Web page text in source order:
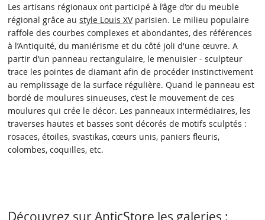
Les artisans régionaux ont participé à l’âge d’or du meuble
régional grâce austyle Louis XVparisien. Le milieu populaire
raffole des courbes complexes et abondantes, des références
à l’Antiquité, du maniérisme et du côté joli d'une œuvre. A
partir d’un panneau rectangulaire, le menuisier - sculpteur
trace les pointes de diamant afin de procéder instinctivement
au remplissage de la surface régulière. Quand le panneau est
bordé de moulures sinueuses, c’est le mouvement de ces
moulures qui crée le décor. Les panneaux intermédiaires, les
traverses hautes et basses sont décorés de motifs sculptés :
rosaces, étoiles, svastikas, cœurs unis, paniers fleuris,
colombes, coquilles, etc.
Découvrez sur AnticStore les galeries :